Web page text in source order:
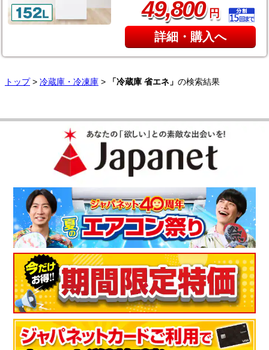
49,800円
詳細・購入へ
トップ> 冷蔵庫・冷凍庫 > 「冷蔵庫 省エネ」 の検索結果